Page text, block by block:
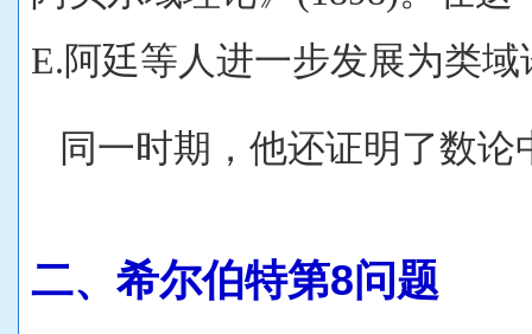
E.阿廷等人进一步发展为类域
同一时期，他还证明了数论
二、希尔伯特第8问题